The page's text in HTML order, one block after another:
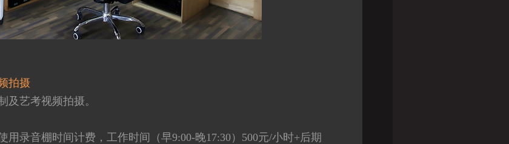
拍摄
及艺考视频拍摄。
录音棚时间计费，工作时间（早9:00-晚17:30）500元/小时+后期